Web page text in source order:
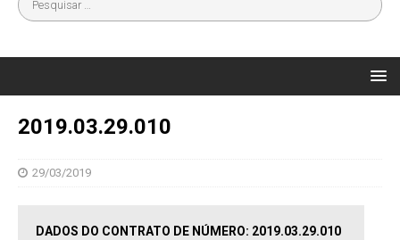
2019.03.29.010
29/03/2019
DADOS DO CONTRATO DE NÚMERO: 2019.03.29.010